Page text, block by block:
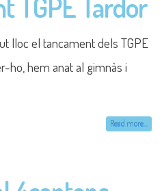
lloc el tancament dels TGPE
ho, hem anat al gimnàs i
Read more...